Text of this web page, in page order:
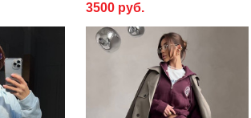
3500 руб.